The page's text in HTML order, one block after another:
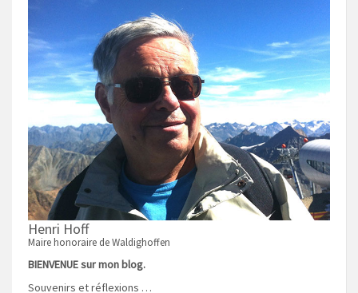
Henri Hoff
Maire honoraire de Waldighoffen
BIENVENUE sur mon blog.
Souvenirs et réflexions …